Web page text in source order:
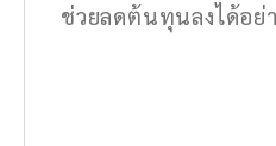
ช่วยลดต้นทุนลงได้อย่